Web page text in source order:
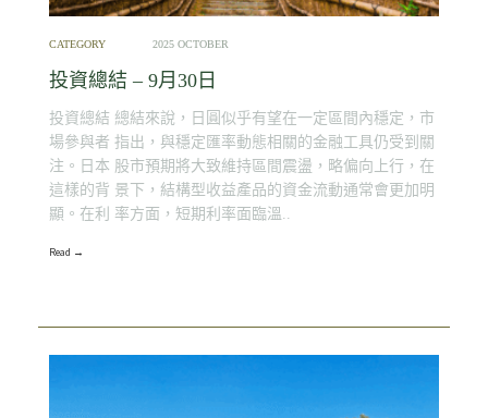
CATEGORY 2025 OCTOBER
投資總結 – 9月30日
投資總結 總結來說，日圓似乎有望在一定區間內穩定，市
場參與者 指出，與穩定匯率動態相關的金融工具仍受到關
注。日本 股市預期將大致維持區間震盪，略偏向上行，在
這樣的背 景下，結構型收益產品的資金流動通常會更加明
顯。在利 率方面，短期利率面臨溫..
Read →